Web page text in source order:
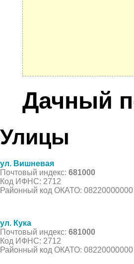
Дачный
Улицы
ул. Вишневая
Почтовый индекс: 681000
Код ИФНС: 2712
Районный код ОКАТО: 08220000000
ул. Кука
Почтовый индекс: 681000
Код ИФНС: 2712
Районный код ОКАТО: 08220000000